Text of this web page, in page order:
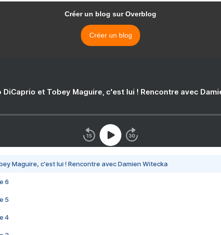
Créer un blog sur Overblog
Créer un blog
DiCaprio et Tobey Maguire, c'est lui ! Rencontre avec
Maguire, c'est lui ! Rencontre avec Damien Witecka
6
5
4